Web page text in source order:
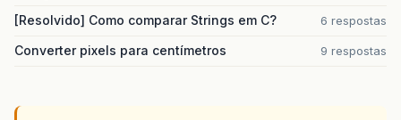
[Resolvido] Como comparar Strings em C? 6 respostas
Converter pixels para centímetros 9 respostas